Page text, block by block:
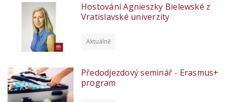
Hostování Agnieszky Bielewské z
Vratislavské univerzity
Aktuálně
Předodjezdový seminář - Erasmus+
program